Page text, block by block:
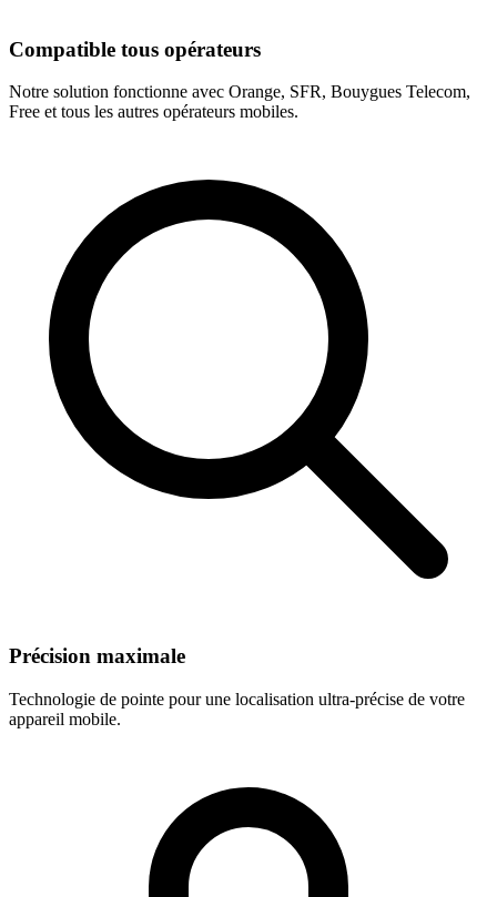
Compatible tous opérateurs
Notre solution fonctionne avec Orange, SFR, Bouygues Telecom,
Free et tous les autres opérateurs mobiles.
Précision maximale
Technologie de pointe pour une localisation ultra-précise de votre
appareil mobile.